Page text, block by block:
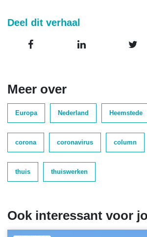
Deel dit verhaal
Meer over
Europa Nederland Heemstede
corona coronavirus column
thuis thuiswerken
Ook interessant voor